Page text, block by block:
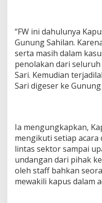
“FW ini dahulunya
Gunung Sahilan.
serta masih dalam
penolakan dari
Sari. Kemudian
Sari digeser ke Gunung
Ia mengungkapkan,
mengikuti setiap acara
lintas sektor sampai
undangan dari pihak
oleh staff bahkan
mewakili kapus dalam